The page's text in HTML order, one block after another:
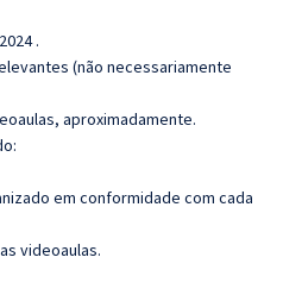
.
(não necessariamente
aproximadamente.
em conformidade com cada
videoaulas.